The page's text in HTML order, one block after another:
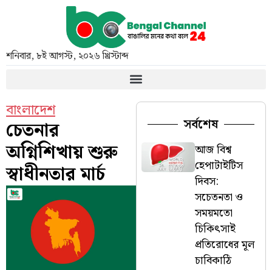
শনিবার,৮ই আগস্ট, ২০২৬ খ্রিস্টাব্দ
বাংলাদেশ
চেতনার
অগ্নিশিখায় শুরু
স্বাধীনতার মার্চ
সর্বশেষ
আজ বিশ্ব
হেপাটাইটিস
দিবস:
সচেতনতা ও
সময়মতো
চিকিৎসাই
প্রতিরোধের মূল
চাবিকাঠি